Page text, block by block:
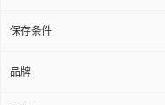
保存条件
品牌